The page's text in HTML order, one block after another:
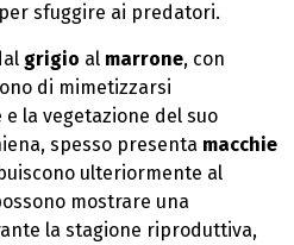
sfuggire ai predatori.
grigio al marrone, con
di mimetizzarsi
la vegetazione del suo
spesso presenta macchie
ulteriormente al
mostrare una
la stagione riproduttiva,